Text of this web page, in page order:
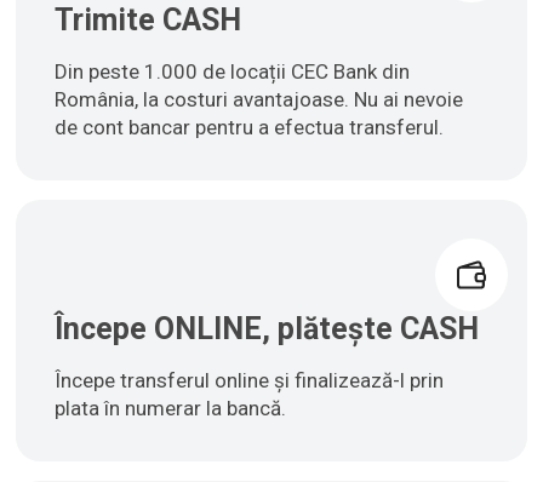
Trimite CASH
Din peste 1.000 de locații CEC Bank din
România, la costuri avantajoase. Nu ai nevoie
de cont bancar pentru a efectua transferul.
Începe ONLINE, plătește CASH
Începe transferul online și finalizează-l prin
plata în numerar la bancă.